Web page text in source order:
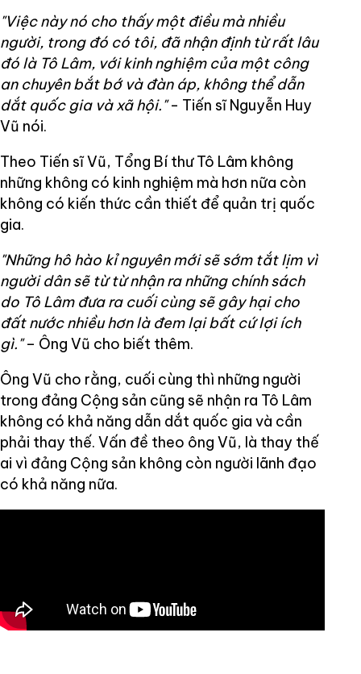
"Việc này nó cho thấy một điều mà nhiều
người, trong đó có tôi, đã nhận định từ rất lâu
đó là Tô Lâm, với kinh nghiệm của một công
an chuyên bắt bớ và đàn áp, không thể dẫn
dắt quốc gia và xã hội."- Tiến sĩ Nguyễn Huy
Vũ nói.
Theo Tiến sĩ Vũ, Tổng Bí thư Tô Lâm không
những không có kinh nghiệm mà hơn nữa còn
không có kiến thức cần thiết để quản trị quốc
gia.
"Những hô hào kỉ nguyên mới sẽ sớm tắt lịm vì
người dân sẽ từ từ nhận ra những chính sách
do Tô Lâm đưa ra cuối cùng sẽ gây hại cho
đất nước nhiều hơn là đem lại bất cứ lợi ích
gì."– Ông Vũ cho biết thêm.
Ông Vũ cho rằng, cuối cùng thì những người
trong đảng Cộng sản cũng sẽ nhận ra Tô Lâm
không có khả năng dẫn dắt quốc gia và cần
phải thay thế. Vấn đề theo ông Vũ, là thay thế
ai vì đảng Cộng sản không còn người lãnh đạo
có khả năng nữa.